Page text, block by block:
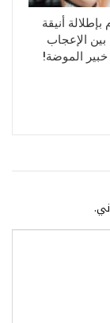
أنيقة
بين الإعجاب
خبير الموضة!